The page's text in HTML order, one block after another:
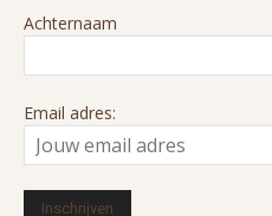
Achternaam
Email adres: